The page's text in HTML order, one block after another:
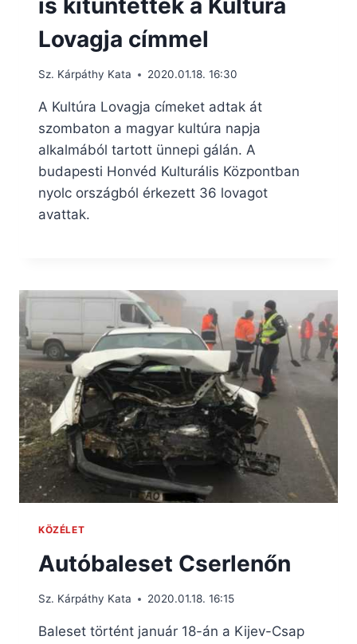
Lovagja címmel
Sz. Kárpáthy Kata 2020.01.18. 16:30
A Kultúra Lovagja címeket adtak át
szombaton a magyar kultúra napja
alkalmából tartott ünnepi gálán. A
budapesti Honvéd Kulturális Központban
nyolc országból érkezett 36 lovagot
avattak.
KÖZÉLET
Autóbaleset Cserlenőn
Sz. Kárpáthy Kata 2020.01.18. 16:15
Baleset történt január 18-án a Kijev-Csap